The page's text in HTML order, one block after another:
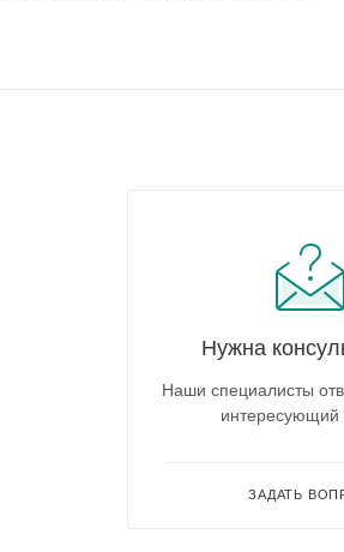
Нужна
Наши специалисты
интересующий
ЗАДАТЬ